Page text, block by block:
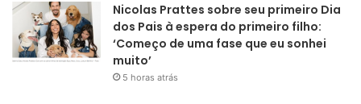
Nicolas Prattes sobre seu primeiro Dia
dos Pais à espera do primeiro filho:
‘Começo de uma fase que eu sonhei
muito’
5 horas atrás